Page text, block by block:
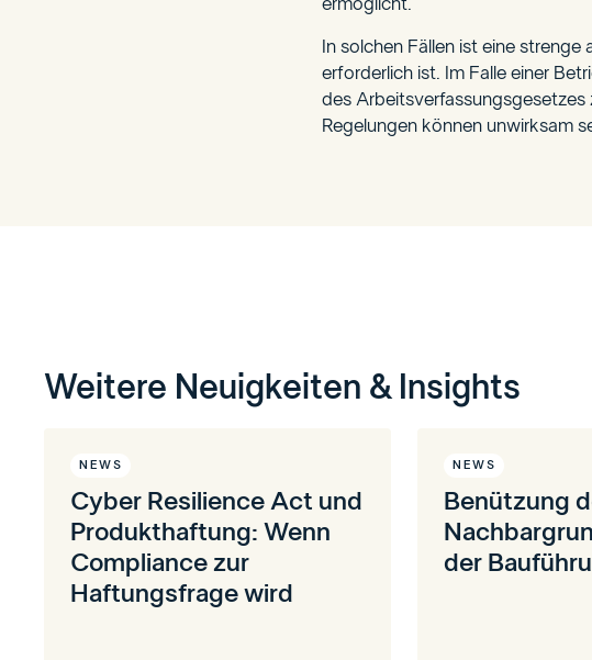
In solchen Fällen ist eine
erforderlich ist. Im Falle einer
des
Regelungen können unwirksam
Weitere Neuigkeiten & Insights
NEWS
Cyber Resilience Act und
Produkthaftung: Wenn
Compliance zur
Haftungsfrage wird
NEWS
Benützung
der